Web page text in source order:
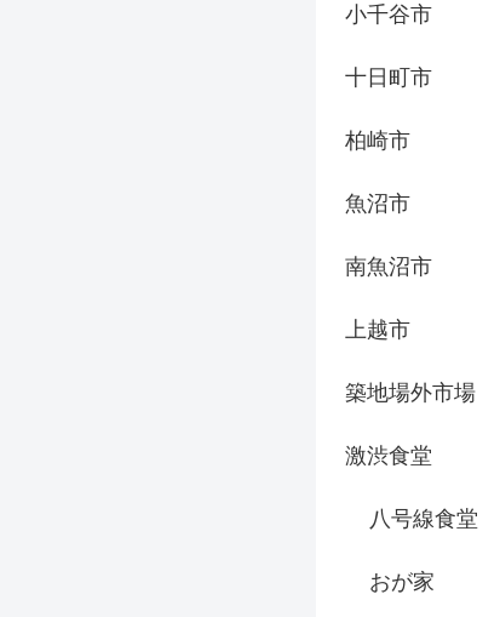
小千谷市
十日町市
柏崎市
魚沼市
南魚沼市
上越市
築地場外市場
激渋食堂
八号線食堂
おが家